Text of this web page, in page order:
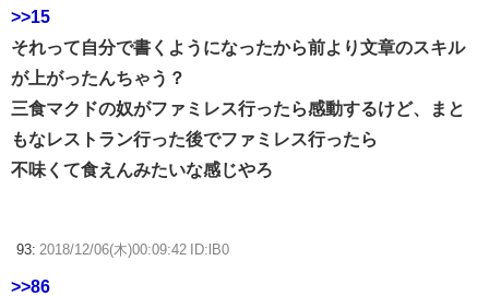
>>15
それって自分で書くようになったから前より文章のスキル
が上がったんちゃう？
三食マクドの奴がファミレス行ったら感動するけど、まと
もなレストラン行った後でファミレス行ったら
不味くて食えんみたいな感じやろ
93: 2018/12/06(木)00:09:42 ID:lB0
>>86